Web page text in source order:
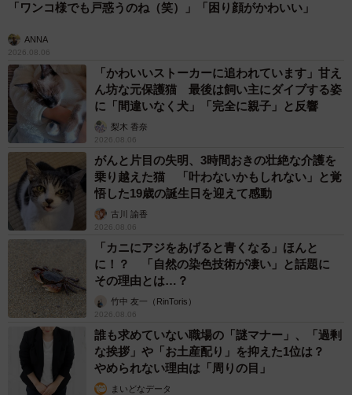
「ワンコ様でも戸惑うのね（笑）」「困り顔がかわいい」
ANNA
2026.08.06
「かわいいストーカーに追われています」甘え
ん坊な元保護猫 最後は飼い主にダイブする姿
に「間違いなく犬」「完全に親子」と反響
梨木 香奈
2026.08.06
がんと片目の失明、3時間おきの壮絶な介護を
乗り越えた猫 「叶わないかもしれない」と覚
悟した19歳の誕生日を迎えて感動
古川 諭香
2026.08.06
「カニにアジをあげると青くなる」ほんと
に！？ 「自然の染色技術が凄い」と話題に
その理由とは…？
竹中 友一（RinToris）
2026.08.06
誰も求めていない職場の「謎マナー」、「過剰
な挨拶」や「お土産配り」を抑えた1位は？
やめられない理由は「周りの目」
まいどなデータ